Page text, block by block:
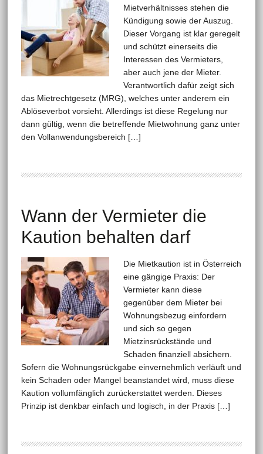
Mietverhältnisses stehen die
Kündigung sowie der Auszug.
Dieser Vorgang ist klar geregelt
und schützt einerseits die
Interessen des Vermieters,
aber auch jene der Mieter.
Verantwortlich dafür zeigt sich
das Mietrechtgesetz (MRG), welches unter anderem ein
Ablöseverbot vorsieht. Allerdings ist diese Regelung nur
dann gültig, wenn die betreffende Mietwohnung ganz unter
den Vollanwendungsbereich […]
Wann der Vermieter die
Kaution behalten darf
Die Mietkaution ist in Österreich
eine gängige Praxis: Der
Vermieter kann diese
gegenüber dem Mieter bei
Wohnungsbezug einfordern
und sich so gegen
Mietzinsrückstände und
Schaden finanziell absichern.
Sofern die Wohnungsrückgabe einvernehmlich verläuft und
kein Schaden oder Mangel beanstandet wird, muss diese
Kaution vollumfänglich zurückerstattet werden. Dieses
Prinzip ist denkbar einfach und logisch, in der Praxis […]